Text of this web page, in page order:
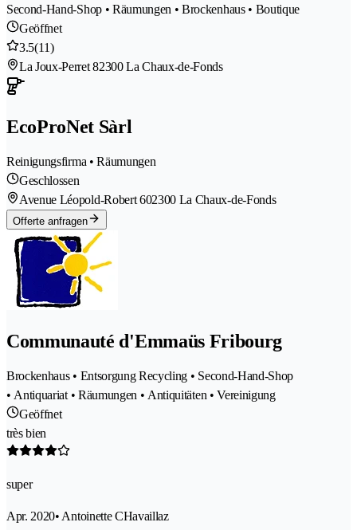
Second-Hand-Shop • Räumungen • Brockenhaus • Boutique
Geöffnet
3.5(11)
La Joux-Perret 82300 La Chaux-de-Fonds
EcoProNet Sàrl
Reinigungsfirma • Räumungen
Geschlossen
Avenue Léopold-Robert 602300 La Chaux-de-Fonds
Offerte anfragen
Communauté d'Emmaüs Fribourg
Brockenhaus • Entsorgung Recycling • Second-Hand-Shop
• Antiquariat • Räumungen • Antiquitäten • Vereinigung
Geöffnet
très bien
super
Apr. 2020• Antoinette CHavaillaz